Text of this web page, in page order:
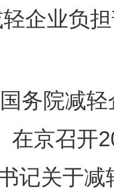
业负担
院减轻
在京召开
记关于